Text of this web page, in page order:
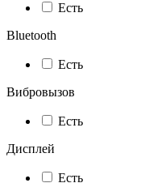
Есть
Bluetooth
Есть
Вибровызов
Есть
Дисплей
Есть